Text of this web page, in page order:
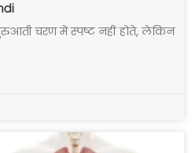
चरण में स्पष्ट नहीं होते, लेकिन